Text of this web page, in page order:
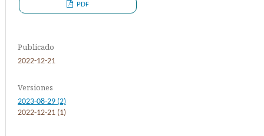
PDF
Publicado
2022-12-21
Versiones
2023-08-29 (2)
2022-12-21 (1)